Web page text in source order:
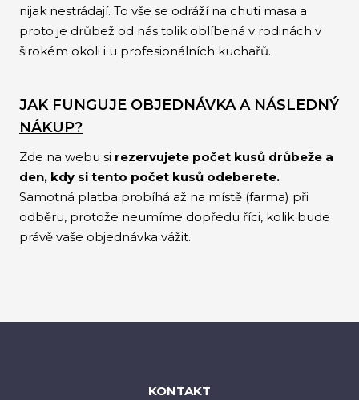
nijak nestrádají. To vše se odráží na chuti masa a
proto je drůbež od nás tolik oblíbená v rodinách v
širokém okoli i u profesionálních kuchařů.
JAK FUNGUJE OBJEDNÁVKA A NÁSLEDNÝ
NÁKUP?
Zde na webu si rezervujete počet kusů drůbeže a
den, kdy si tento počet kusů odeberete.
Samotná platba probíhá až na místě (farma) při
odběru, protože neumíme dopředu říci, kolik bude
právě vaše objednávka vážit.
KONTAKT